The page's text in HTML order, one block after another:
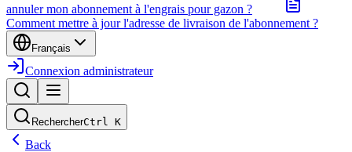
annuler mon abonnement à l'engrais pour gazon ?
Comment mettre à jour l'adresse de livraison de l'abonnement ?
Français
Connexion administrateur
RechercherCtrl K
Back